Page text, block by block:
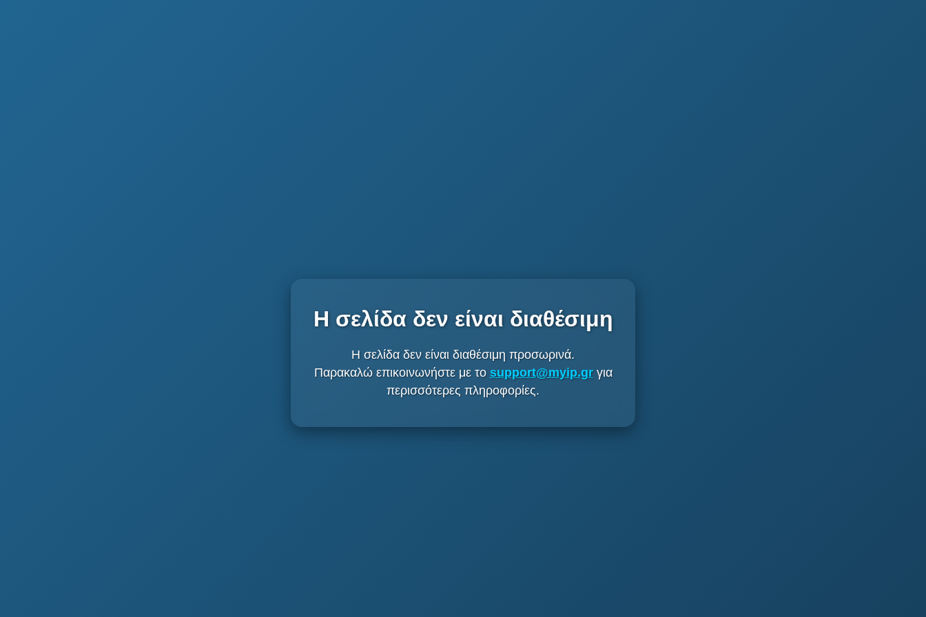
Η σελίδα δεν είναι διαθέσιμη
Η σελίδα δεν είναι διαθέσιμη προσωρινά.
Παρακαλώ επικοινωνήστε με το support@myip.grγια
περισσότερες πληροφορίες.